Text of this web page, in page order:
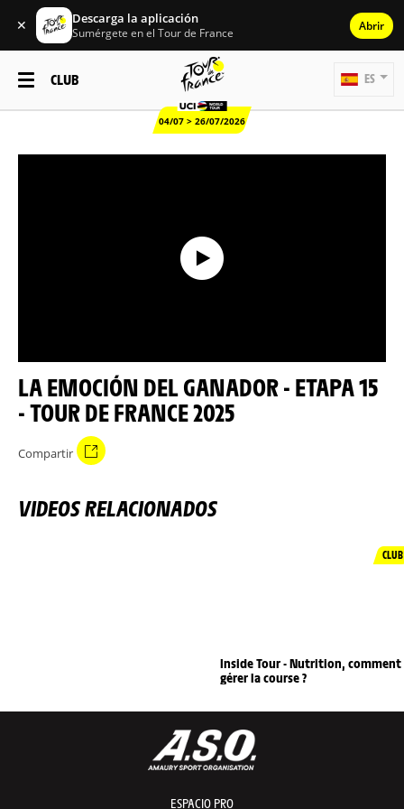
✕ Descarga la aplicación
Sumérgete en el Tour de France Abrir
CLUB
04/07 > 26/07/2026
ES
LA EMOCIÓN DEL GANADOR - ETAPA 15
- TOUR DE FRANCE 2025
Compartir
VIDEOS RELACIONADOS
CLUB
Inside Tour - Nutrition, comment
gérer la course ?
ESPACIO PRO